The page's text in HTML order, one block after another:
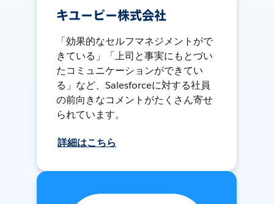
キユーピー株式会社
「効果的なセルフマネジメントがで
きている」「上司と事実にもとづい
たコミュニケーションができてい
る」など、Salesforceに対する社員
の前向きなコメントがたくさん寄せ
られています。
詳細はこちら